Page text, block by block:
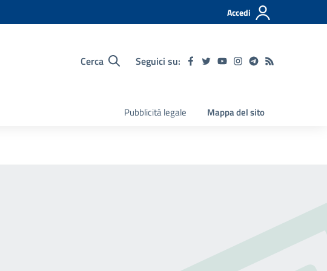
Accedi
Cerca Seguici su:
Pubblicità legale Mappa del sito